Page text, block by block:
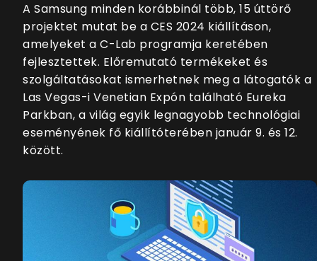
A Samsung minden korábbinál több, 15 úttörő
projektet mutat be a CES 2024 kiállításon,
amelyeket a C-Lab programja keretében
fejlesztettek. Előremutató termékeket és
szolgáltatásokat ismerhetnek meg a látogatók a
Las Vegas-i Venetian Expón található Eureka
Parkban, a világ egyik legnagyobb technológiai
eseményének fő kiállítóterében január 9. és 12.
között.